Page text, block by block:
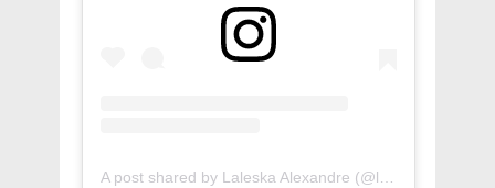
A post shared by Laleska Alexandre (@laleskaalexandre)